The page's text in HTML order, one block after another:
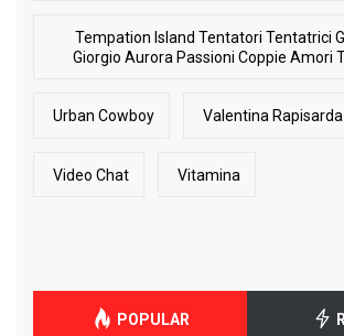
Tempation Island Tentatori Tentatrici
Giorgio Aurora Passioni Coppie Amori
Urban Cowboy Valentina Rapisarda
Video Chat Vitamina
POPULAR